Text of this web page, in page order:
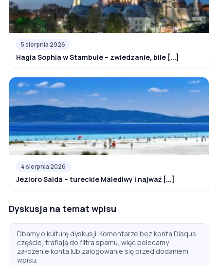
5 sierpnia 2026
Hagia Sophia w Stambule – zwiedzanie, bile [...]
4 sierpnia 2026
Jezioro Salda – tureckie Malediwy i najważ [...]
Dyskusja na temat wpisu
Dbamy o kulturę dyskusji. Komentarze bez konta Disqus
częściej trafiają do filtra spamu, więc polecamy
założenie konta lub zalogowanie się przed dodaniem
wpisu.